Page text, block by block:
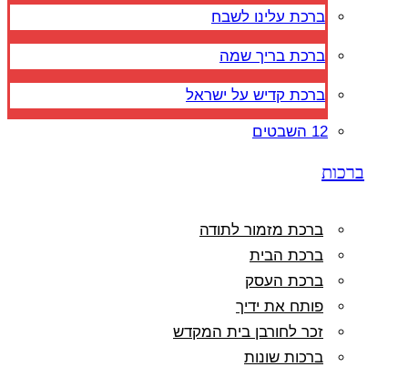
ברכת עלינו לשבח
ברכת בריך שמה
ברכת קדיש על ישראל
12 השבטים
ברכות
ברכת מזמור לתודה
ברכת הבית
ברכת העסק
פותח את ידיך
זכר לחורבן בית המקדש
ברכות שונות